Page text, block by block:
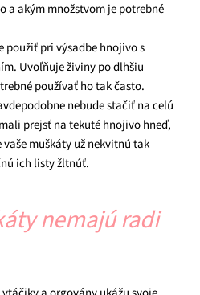
a akým množstvom je potrebné
použiť pri výsadbe hnojivo s
Uvoľňuje živiny po dlhšiu
používať ho tak často.
nebude stačiť na celú
prejsť na tekuté hnojivo hneď,
vaše muškáty už nekvitnú tak
ich listy žltnúť.
nemajú radi